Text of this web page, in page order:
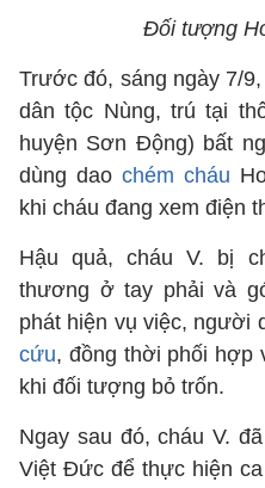
Đối tượng
Trước đó, sáng ngày 7/
dân tộc Nùng, trú tại
huyện Sơn Động) bất
dùng dao chém cháu
khi cháu đang xem điện
Hậu quả, cháu V. bị
thương ở tay phải và
phát hiện vụ việc, người
cứu, đồng thời phối hợp
khi đối tượng bỏ trốn.
Ngay sau đó, cháu V.
Việt Đức để thực hiện